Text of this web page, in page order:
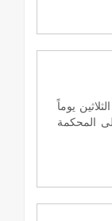
يوماً
المحكمة